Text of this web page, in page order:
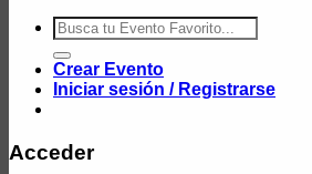
Crear Evento
Iniciar sesión / Registrarse
Acceder